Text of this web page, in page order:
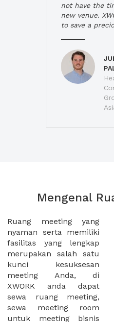
not have the
new venue.
to save a
Mengenal
Ruang meeting yang
nyaman serta memiliki
fasilitas yang lengkap
merupakan salah satu
kunci kesuksesan
meeting Anda, di
XWORK anda dapat
sewa ruang meeting,
sewa meeting room
untuk meeting bisnis
Ruang meeting juga
dapat diatur susunan
tempat duduk sesuai
kebutuhan dan
ketersediaan ruangan.
Ribuan ruang meeting
dapat Anda pilih
berdasarkan corak
interior, lokasi yang
strategis, harga yang